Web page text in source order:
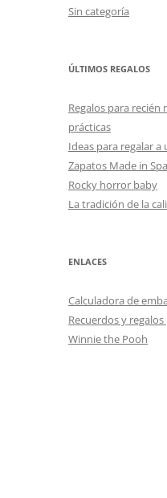
Sin categoría
ÚLTIMOS REGALOS
Regalos para recién
prácticas
Ideas para regalar a
Zapatos Made in
Rocky horror baby
La tradición de la
ENLACES
Calculadora de
Recuerdos y
Winnie the Pooh